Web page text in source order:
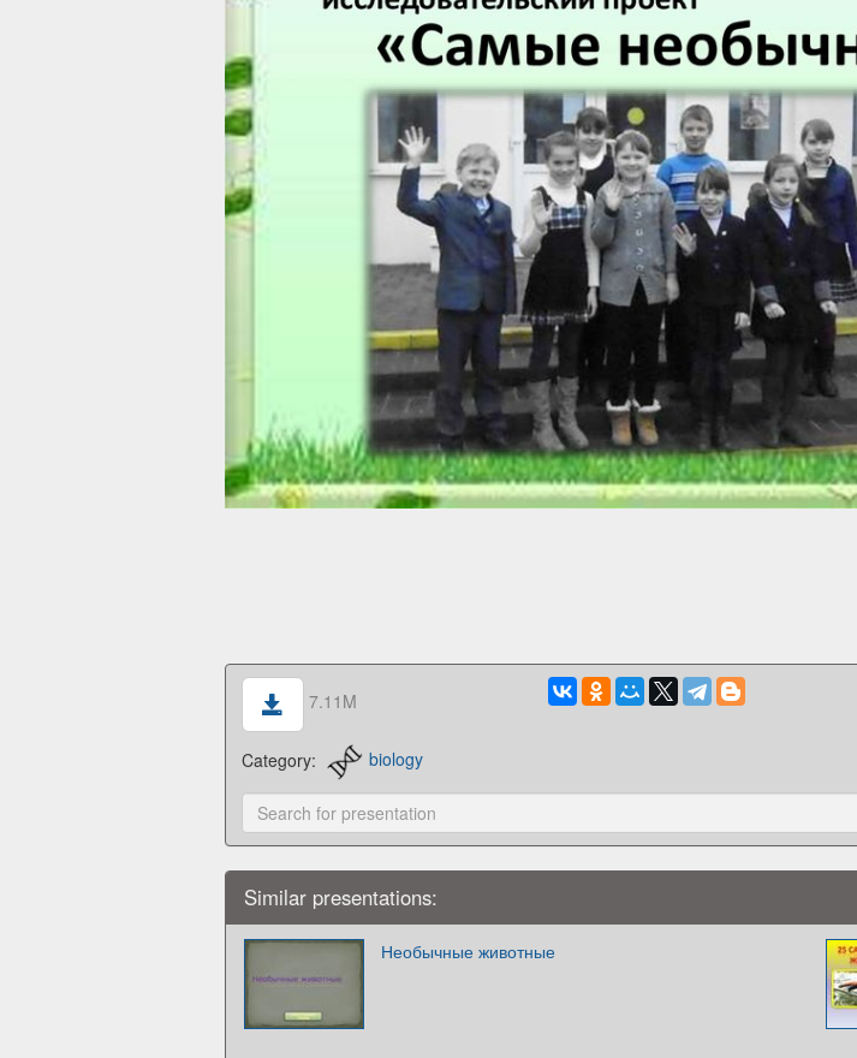
7.11M
Category: biology
Similar presentations:
Необычные животные